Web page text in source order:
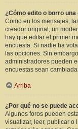
¿Cómo edito o borro
Como en los mensajes,
creador original, un
hay que editar el primer
encuesta. Si nadie ha
las opciones. Sin
administradores pueden
encuestas sean
Arriba
¿Por qué no se puede
Algunos foros pueden
visualizar, leer, publicar o